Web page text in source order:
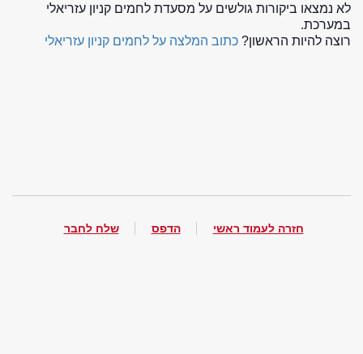
לא נמצאו ביקורות גולשים על מסעדת לחמים קניון עזריאלי
במערכת.
רוצה להיות הראשון? כתוב המלצה על לחמים קניון עזריאלי
חזרה לעמוד ראשי הדפס שלח לחבר